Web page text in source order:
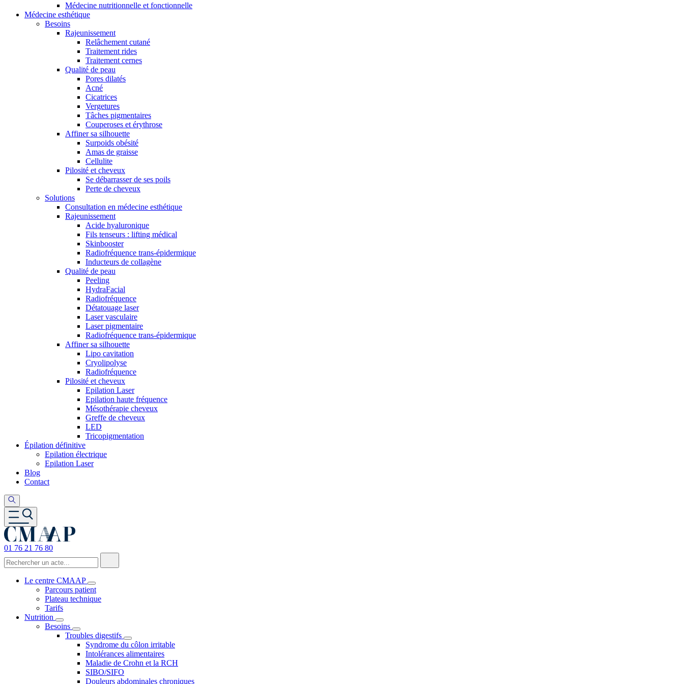
Médecine nutritionnelle et fonctionnelle
Médecine esthétique
Besoins
Rajeunissement
Relâchement cutané
Traitement rides
Traitement cernes
Qualité de peau
Pores dilatés
Acné
Cicatrices
Vergetures
Tâches pigmentaires
Couperoses et érythrose
Affiner sa silhouette
Surpoids obésité
Amas de graisse
Cellulite
Pilosité et cheveux
Se débarrasser de ses poils
Perte de cheveux
Solutions
Consultation en médecine esthétique
Rajeunissement
Acide hyaluronique
Fils tenseurs : lifting médical
Skinbooster
Radiofréquence trans-épidermique
Inducteurs de collagène
Qualité de peau
Peeling
HydraFacial
Radiofréquence
Détatouage laser
Laser vasculaire
Laser pigmentaire
Radiofréquence trans-épidermique
Affiner sa silhouette
Lipo cavitation
Cryolipolyse
Radiofréquence
Pilosité et cheveux
Epilation Laser
Epilation haute fréquence
Mésothérapie cheveux
Greffe de cheveux
LED
Tricopigmentation
Épilation définitive
Epilation électrique
Epilation Laser
Blog
Contact
01 76 21 76 80
Le centre CMAAP
Parcours patient
Plateau technique
Tarifs
Nutrition
Besoins
Troubles digestifs
Syndrome du côlon irritable
Intolérances alimentaires
Maladie de Crohn et la RCH
SIBO/SIFO
Douleurs abdominales chroniques